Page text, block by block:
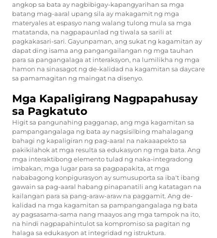
angkop sa bata ay nagbibigay-kapangyarihan sa mga
batang mag-aaral upang sila ay makagamit ng mga
materyales at espasyo nang walang tulong mula sa mga
matatanda, na nagpapaunlad ng tiwala sa sarili at
pagkakasari-sari. Gayunpaman, ang sukat ng kagamitan ay
dapat ding isama ang pangangailangan ng mga tauhan
para sa pangangalaga at interaksyon, na lumilikha ng mga
hamon na sinasagot ng de-kalidad na kagamitan sa daycare
sa pamamagitan ng maingat na disenyo.
Mga Kapaligirang Nagpapahusay
sa Pagkatuto
Higit sa pangunahing pagganap, ang mga kagamitan sa
pampangangalaga ng bata ay nagsisilbing mahalagang
bahagi ng kapaligiran ng pag-aaral na nakaaapekto sa
pakikilahok at mga resulta sa edukasyon ng mga bata. Ang
mga interaktibong elemento tulad ng naka-integradong
imbakan, mga lugar para sa pagpapakita, at mga
nababagong konpigurasyon ay sumusuporta sa iba't ibang
gawain sa pag-aaral habang pinapanatili ang katatagan na
kailangan para sa pang-araw-araw na paggamit. Ang de-
kalidad na mga kagamitan sa pampangangalaga ng bata
ay pagsasama-sama nang maayos ang mga tampok na ito,
na hindi nagpapahintulot sa kompromiso sa pagitan ng
halaga sa edukasyon at integridad ng istruktura.